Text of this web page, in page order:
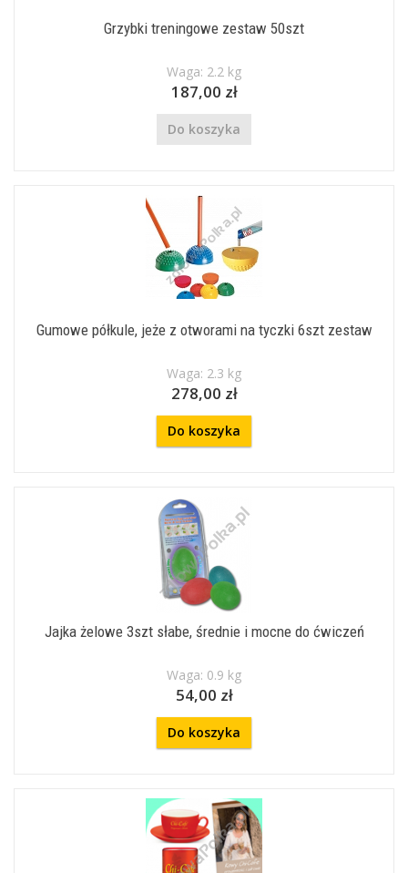
Grzybki treningowe zestaw 50szt
Waga: 2.2 kg
187,00 zł
Do koszyka
Gumowe półkule, jeże z otworami na tyczki 6szt zestaw
Waga: 2.3 kg
278,00 zł
Do koszyka
Jajka żelowe 3szt słabe, średnie i mocne do ćwiczeń
Waga: 0.9 kg
54,00 zł
Do koszyka